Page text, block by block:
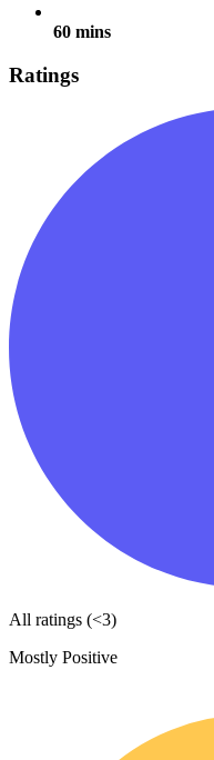
60 mins
Ratings
All ratings (<3)
Mostly Positive